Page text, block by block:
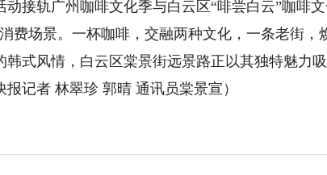
轨广州咖啡文化季与白云区“啡尝白云”咖啡文
费场景。一杯咖啡，交融两种文化，一条老街，
韩式风情，白云区棠景街远景路正以其独特魅力吸
者 林翠珍 郭晴 通讯员棠景宣）